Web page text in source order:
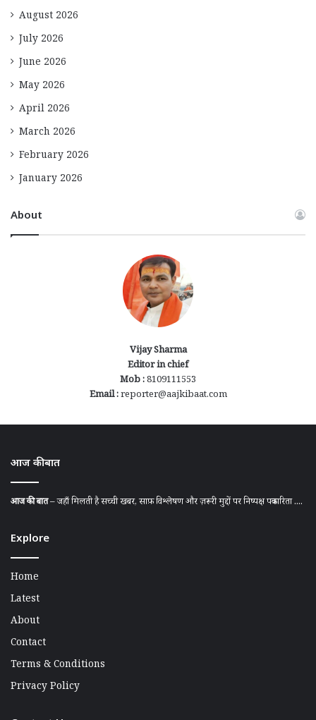
August 2026
July 2026
June 2026
May 2026
April 2026
March 2026
February 2026
January 2026
About
Vijay Sharma
Editor in chief
Mob :8109111553
Email :reporter@aajkibaat.com
आज की बात
आज की बात– जहाँ मिलती है सच्ची खबर, साफ़ विश्लेषण और ज़रूरी मुद्दों पर निष्पक्ष पत्रकारिता ....
Explore
Home
Latest
About
Contact
Terms & Conditions
Privacy Policy